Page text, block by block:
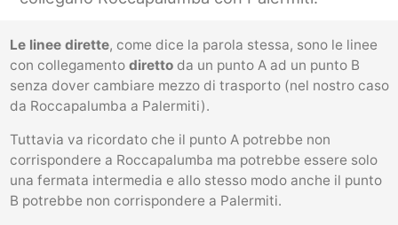
Le linee dirette, come dice la parola stessa, sono le linee
con collegamento direttoda un punto A ad un punto B
senza dover cambiare mezzo di trasporto (nel nostro caso
da Roccapalumba a Palermiti).
Tuttavia va ricordato che il punto A potrebbe non
corrispondere a Roccapalumba ma potrebbe essere solo
una fermata intermedia e allo stesso modo anche il punto
B potrebbe non corrispondere a Palermiti.